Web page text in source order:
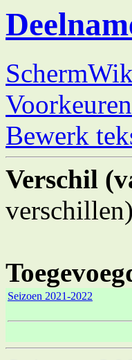
Voorkeuren
Bewerk
Verschil
verschillen)
Seizoen 2021-2022